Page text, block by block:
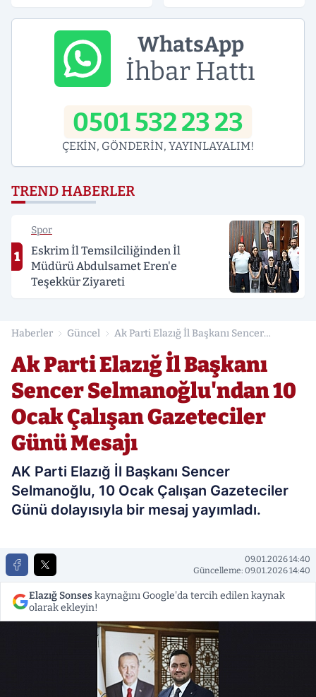
WhatsApp
İhbar Hattı
0501 532 23 23
ÇEKİN, GÖNDERİN, YAYINLAYALIM!
TREND HABERLER
1
Spor
Eskrim İl Temsilciliğinden İl
Müdürü Abdulsamet Eren'e
Teşekkür Ziyareti
Haberler Güncel
Ak Parti Elazığ İl Başkanı Sencer
Gazeteciler Günü Mesajı
Ak Parti Elazığ İl Başkanı
Sencer Selmanoğlu'ndan 10
Ocak Çalışan Gazeteciler
Günü Mesajı
AK Parti Elazığ İl Başkanı Sencer
Selmanoğlu, 10 Ocak Çalışan Gazeteciler
Günü dolayısıyla bir mesaj yayımladı.
09.01.2026 14:40
Güncelleme: 09.01.2026 14:40
Elazığ Sonseskaynağını Google'da tercih edilen kaynak
olarak ekleyin!